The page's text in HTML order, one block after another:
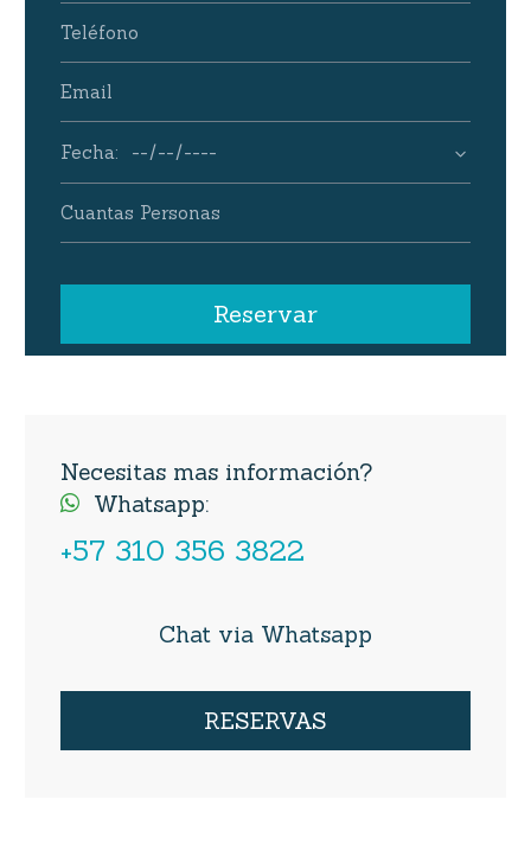
Necesitas mas información?
 Whatsapp:
+57 310 356 3822
Chat via Whatsapp
RESERVAS